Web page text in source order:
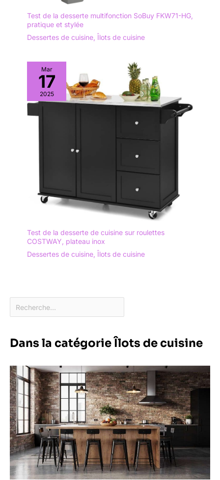
Test de la desserte multifonction SoBuy FKW71-HG,
pratique et stylée
Dessertes de cuisine Îlots de cuisine
Mar
17
2025
Test de la desserte de cuisine sur roulettes
COSTWAY, plateau inox
Dessertes de cuisine, Îlots de cuisine
Dans la catégorie Îlots de cuisine